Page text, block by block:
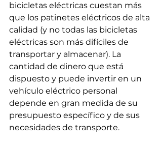
bicicletas eléctricas cuestan más
que los patinetes eléctricos de alta
calidad (y no todas las bicicletas
eléctricas son más difíciles de
transportar y almacenar). La
cantidad de dinero que está
dispuesto y puede invertir en un
vehículo eléctrico personal
depende en gran medida de su
presupuesto específico y de sus
necesidades de transporte.